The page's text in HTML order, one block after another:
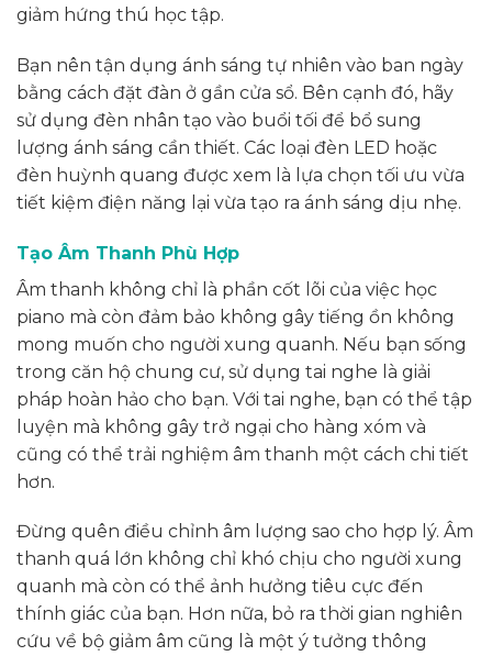
giảm hứng thú học tập.
Bạn nên tận dụng ánh sáng tự nhiên vào ban ngày
bằng cách đặt đàn ở gần cửa sổ. Bên cạnh đó, hãy
sử dụng đèn nhân tạo vào buổi tối để bổ sung
lượng ánh sáng cần thiết. Các loại đèn LED hoặc
đèn huỳnh quang được xem là lựa chọn tối ưu vừa
tiết kiệm điện năng lại vừa tạo ra ánh sáng dịu nhẹ.
Tạo Âm Thanh Phù Hợp
Âm thanh không chỉ là phần cốt lõi của việc học
piano mà còn đảm bảo không gây tiếng ồn không
mong muốn cho người xung quanh. Nếu bạn sống
trong căn hộ chung cư, sử dụng tai nghe là giải
pháp hoàn hảo cho bạn. Với tai nghe, bạn có thể tập
luyện mà không gây trở ngại cho hàng xóm và
cũng có thể trải nghiệm âm thanh một cách chi tiết
hơn.
Đừng quên điều chỉnh âm lượng sao cho hợp lý. Âm
thanh quá lớn không chỉ khó chịu cho người xung
quanh mà còn có thể ảnh hưởng tiêu cực đến
thính giác của bạn. Hơn nữa, bỏ ra thời gian nghiên
cứu về bộ giảm âm cũng là một ý tưởng thông